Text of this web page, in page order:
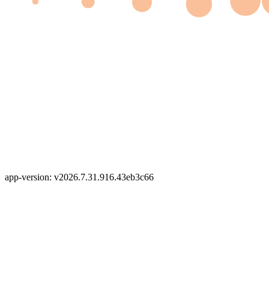
app-version: v2026.7.31.916.43eb3c66